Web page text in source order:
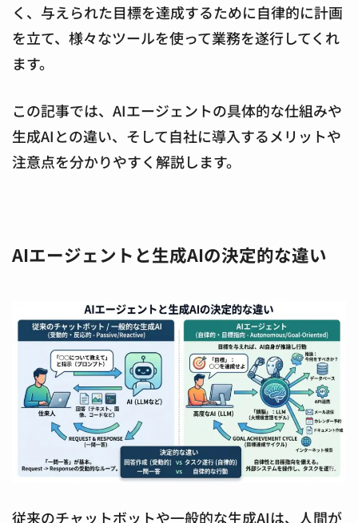
く、与えられた目標を達成するために自律的に計画
を立て、様々なツールを使って業務を遂行してくれ
ます。
この記事では、AIエージェントの具体的な仕組みや
生成AIとの違い、そして自社に導入するメリットや
注意点を分かりやすく解説します。
AIエージェントと生成AIの決定的な違い
従来のチャットボットや一般的な生成AIは、人間が